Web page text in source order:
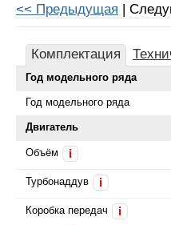
<< Предыдущая |
Комплектация
Год модельного ряда
Год модельного ряда
Двигатель
Объём
Турбонаддув
Коробка передач